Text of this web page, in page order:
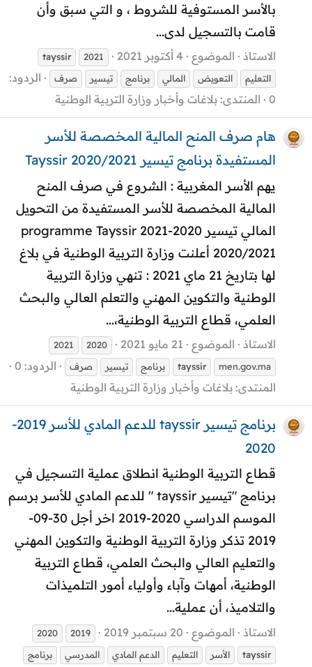
بالأسر المستوفية للشروط ، و التي سبق وأن
قامت بالتسجيل لدى...
الاستاذ الموضوع 4 أكتوبر 2021 2021
tayssir
التعليم
التعويض المالي برنامج تيسير صرف
الردود:
0
المنتدى: بلاغات وأخبار وزارة التربية الوطنية
هام صرف المنح المالية المخصصة للأسر
المستفيدة برنامج تيسير Tayssir 2020/2021
يهم الأسر المغربية : الشروع في صرف المنح
المالية المخصصة للأسر المستفيدة من التحويل
المالي تيسير 2020-2021 programme Tayssir
2020/2021 أعلنت وزارة التربية الوطنية في بلاغ
لها بتاريخ 21 ماي 2021 : تنهي وزارة التربية
الوطنية والتكوين المهني والتعلم العالي والبحث
العلمي، قطاع التربية الوطنية،...
الاستاذ الموضوع 21 مايو 2021 2020
2021
men.gov.ma
tayssir برنامج تيسير صرف
الردود: 0
المنتدى: بلاغات وأخبار وزارة التربية الوطنية
برنامج تيسير tayssir للدعم المادي للأسر 2019-
2020
قطاع التربية الوطنية انطلاق عملية التسجيل في
برنامج "تيسير tayssir " للدعم المادي للأسر برسم
الموسم الدراسي 2020-2019 اخر أجل 30-09-
2019 تذكر وزارة التربية الوطنية والتكوين المهني
والتعليم العالي والبحث العلمي، قطاع التربية
الوطنية، أمهات وآباء وأولياء أمور التلميذات
والتلاميذ، أن عملية...
الاستاذ الموضوع 20 سبتمبر 2019 2019
2020
tayssir
الأسر التعليم الدعم المادي المدرسي
برنامج